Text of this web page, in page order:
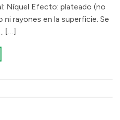
Níquel Efecto: plateado (no
rayones en la superficie. Se
[…]